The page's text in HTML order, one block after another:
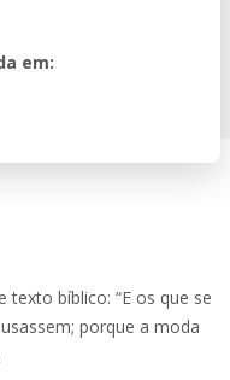
em:
bíblico: “E os que se
porque a moda